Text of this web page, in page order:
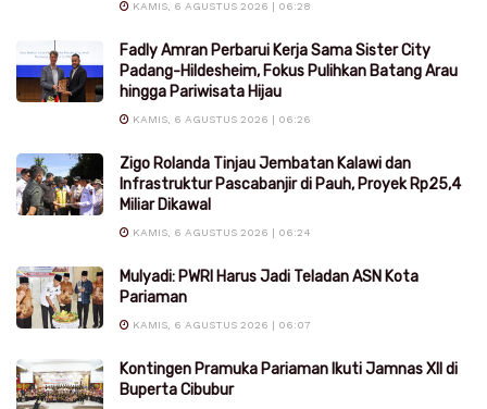
KAMIS, 6 AGUSTUS 2026 | 06:28
Fadly Amran Perbarui Kerja Sama Sister City
Padang-Hildesheim, Fokus Pulihkan Batang Arau
hingga Pariwisata Hijau
KAMIS, 6 AGUSTUS 2026 | 06:26
Zigo Rolanda Tinjau Jembatan Kalawi dan
Infrastruktur Pascabanjir di Pauh, Proyek Rp25,4
Miliar Dikawal
KAMIS, 6 AGUSTUS 2026 | 06:24
Mulyadi: PWRI Harus Jadi Teladan ASN Kota
Pariaman
KAMIS, 6 AGUSTUS 2026 | 06:07
Kontingen Pramuka Pariaman Ikuti Jamnas XII di
Buperta Cibubur